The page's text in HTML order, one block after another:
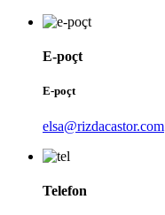
E-poçt
E-poçt
elsa@rizdacastor.com
Telefon